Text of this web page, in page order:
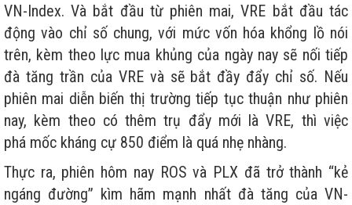
VN-Index. Và bắt đầu từ phiên mai, VRE bắt đầu tác
động vào chỉ số chung, với mức vốn hóa khổng lồ nói
trên, kèm theo lực mua khủng của ngày nay sẽ nối tiếp
đà tăng trần của VRE và sẽ bắt đầy đẩy chỉ số. Nếu
phiên mai diễn biến thị trường tiếp tục thuận như phiên
nay, kèm theo có thêm trụ đẩy mới là VRE, thì việc
phá mốc kháng cự 850 điểm là quá nhẹ nhàng.
Thực ra, phiên hôm nay ROS và PLX đã trở thành “kẻ
ngáng đường” kìm hãm mạnh nhất đà tăng của VN-